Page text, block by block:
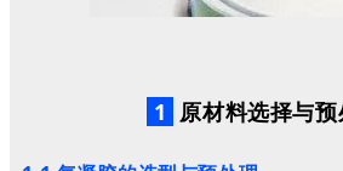
1 原材料选择与预